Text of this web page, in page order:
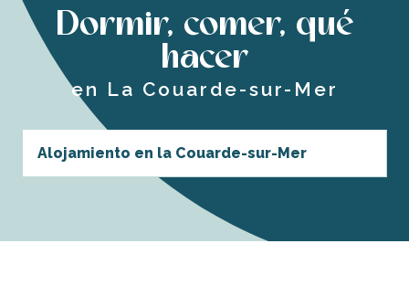
Dormir, comer, qué
hacer
en La Couarde-sur-Mer
Alojamiento en la Couarde-sur-Mer